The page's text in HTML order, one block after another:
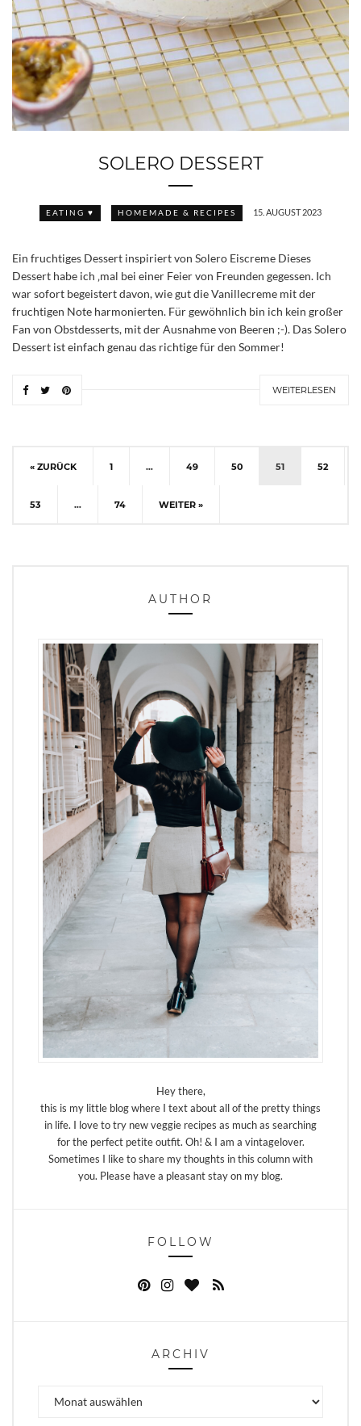
SOLERO DESSERT
EATING ♥ HOMEMADE & RECIPES 15. AUGUST 2023
Ein fruchtiges Dessert inspiriert von Solero Eiscreme Dieses
Dessert habe ich ‚mal bei einer Feier von Freunden gegessen. Ich
war sofort begeistert davon, wie gut die Vanillecreme mit der
fruchtigen Note harmonierten. Für gewöhnlich bin ich kein großer
Fan von Obstdesserts, mit der Ausnahme von Beeren ;-). Das Solero
Dessert ist einfach genau das richtige für den Sommer!
WEITERLESEN
« ZURÜCK 1 … 49 50 51 52
53 … 74 WEITER »
AUTHOR
Hey there,
this is my little blog where I text about all of the pretty things
in life. I love to try new veggie recipes as much as searching
for the perfect petite outfit. Oh! & I am a vintagelover.
Sometimes I like to share my thoughts in this column with
you. Please have a pleasant stay on my blog.
FOLLOW
ARCHIV